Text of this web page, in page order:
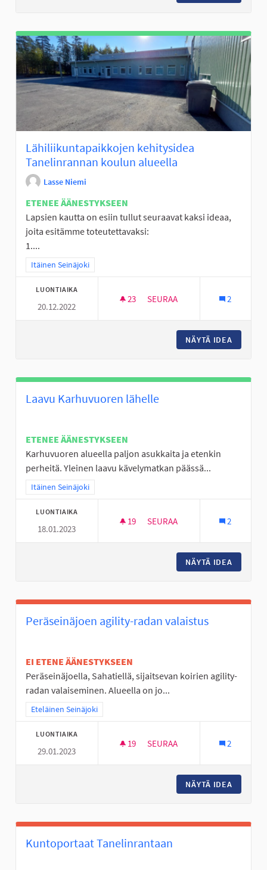
Lähiliikuntapaikkojen kehitysidea
Tanelinrannan koulun alueella
Lasse Niemi
ETENEE ÄÄNESTYKSEEN
Lapsien kautta on esiin tullut seuraavat kaksi ideaa,
joita esitämme toteutettavaksi:
1....
Rajaa tulokset teeman mukaan: Itäinen Seinäjoki
Itäinen Seinäjoki
LUONTIAIKA
20.12.2022
23 23 SEURAAJAA
SEURAA 2
NÄYTÄ IDEA
Laavu Karhuvuoren lähelle
ETENEE ÄÄNESTYKSEEN
Karhuvuoren alueella paljon asukkaita ja etenkin
perheitä. Yleinen laavu kävelymatkan päässä...
Rajaa tulokset teeman mukaan: Itäinen Seinäjoki
Itäinen Seinäjoki
LUONTIAIKA
18.01.2023
19 19 SEURAAJAA
SEURAA 2
NÄYTÄ IDEA
Peräseinäjoen agility-radan valaistus
EI ETENE ÄÄNESTYKSEEN
Peräseinäjoella, Sahatiellä, sijaitsevan koirien agility-
radan valaiseminen. Alueella on jo...
Rajaa tulokset teeman mukaan: Eteläinen Seinäjoki
Eteläinen Seinäjoki
LUONTIAIKA
29.01.2023
19 19 SEURAAJAA
SEURAA 2
NÄYTÄ IDEA
Kuntoportaat Tanelinrantaan